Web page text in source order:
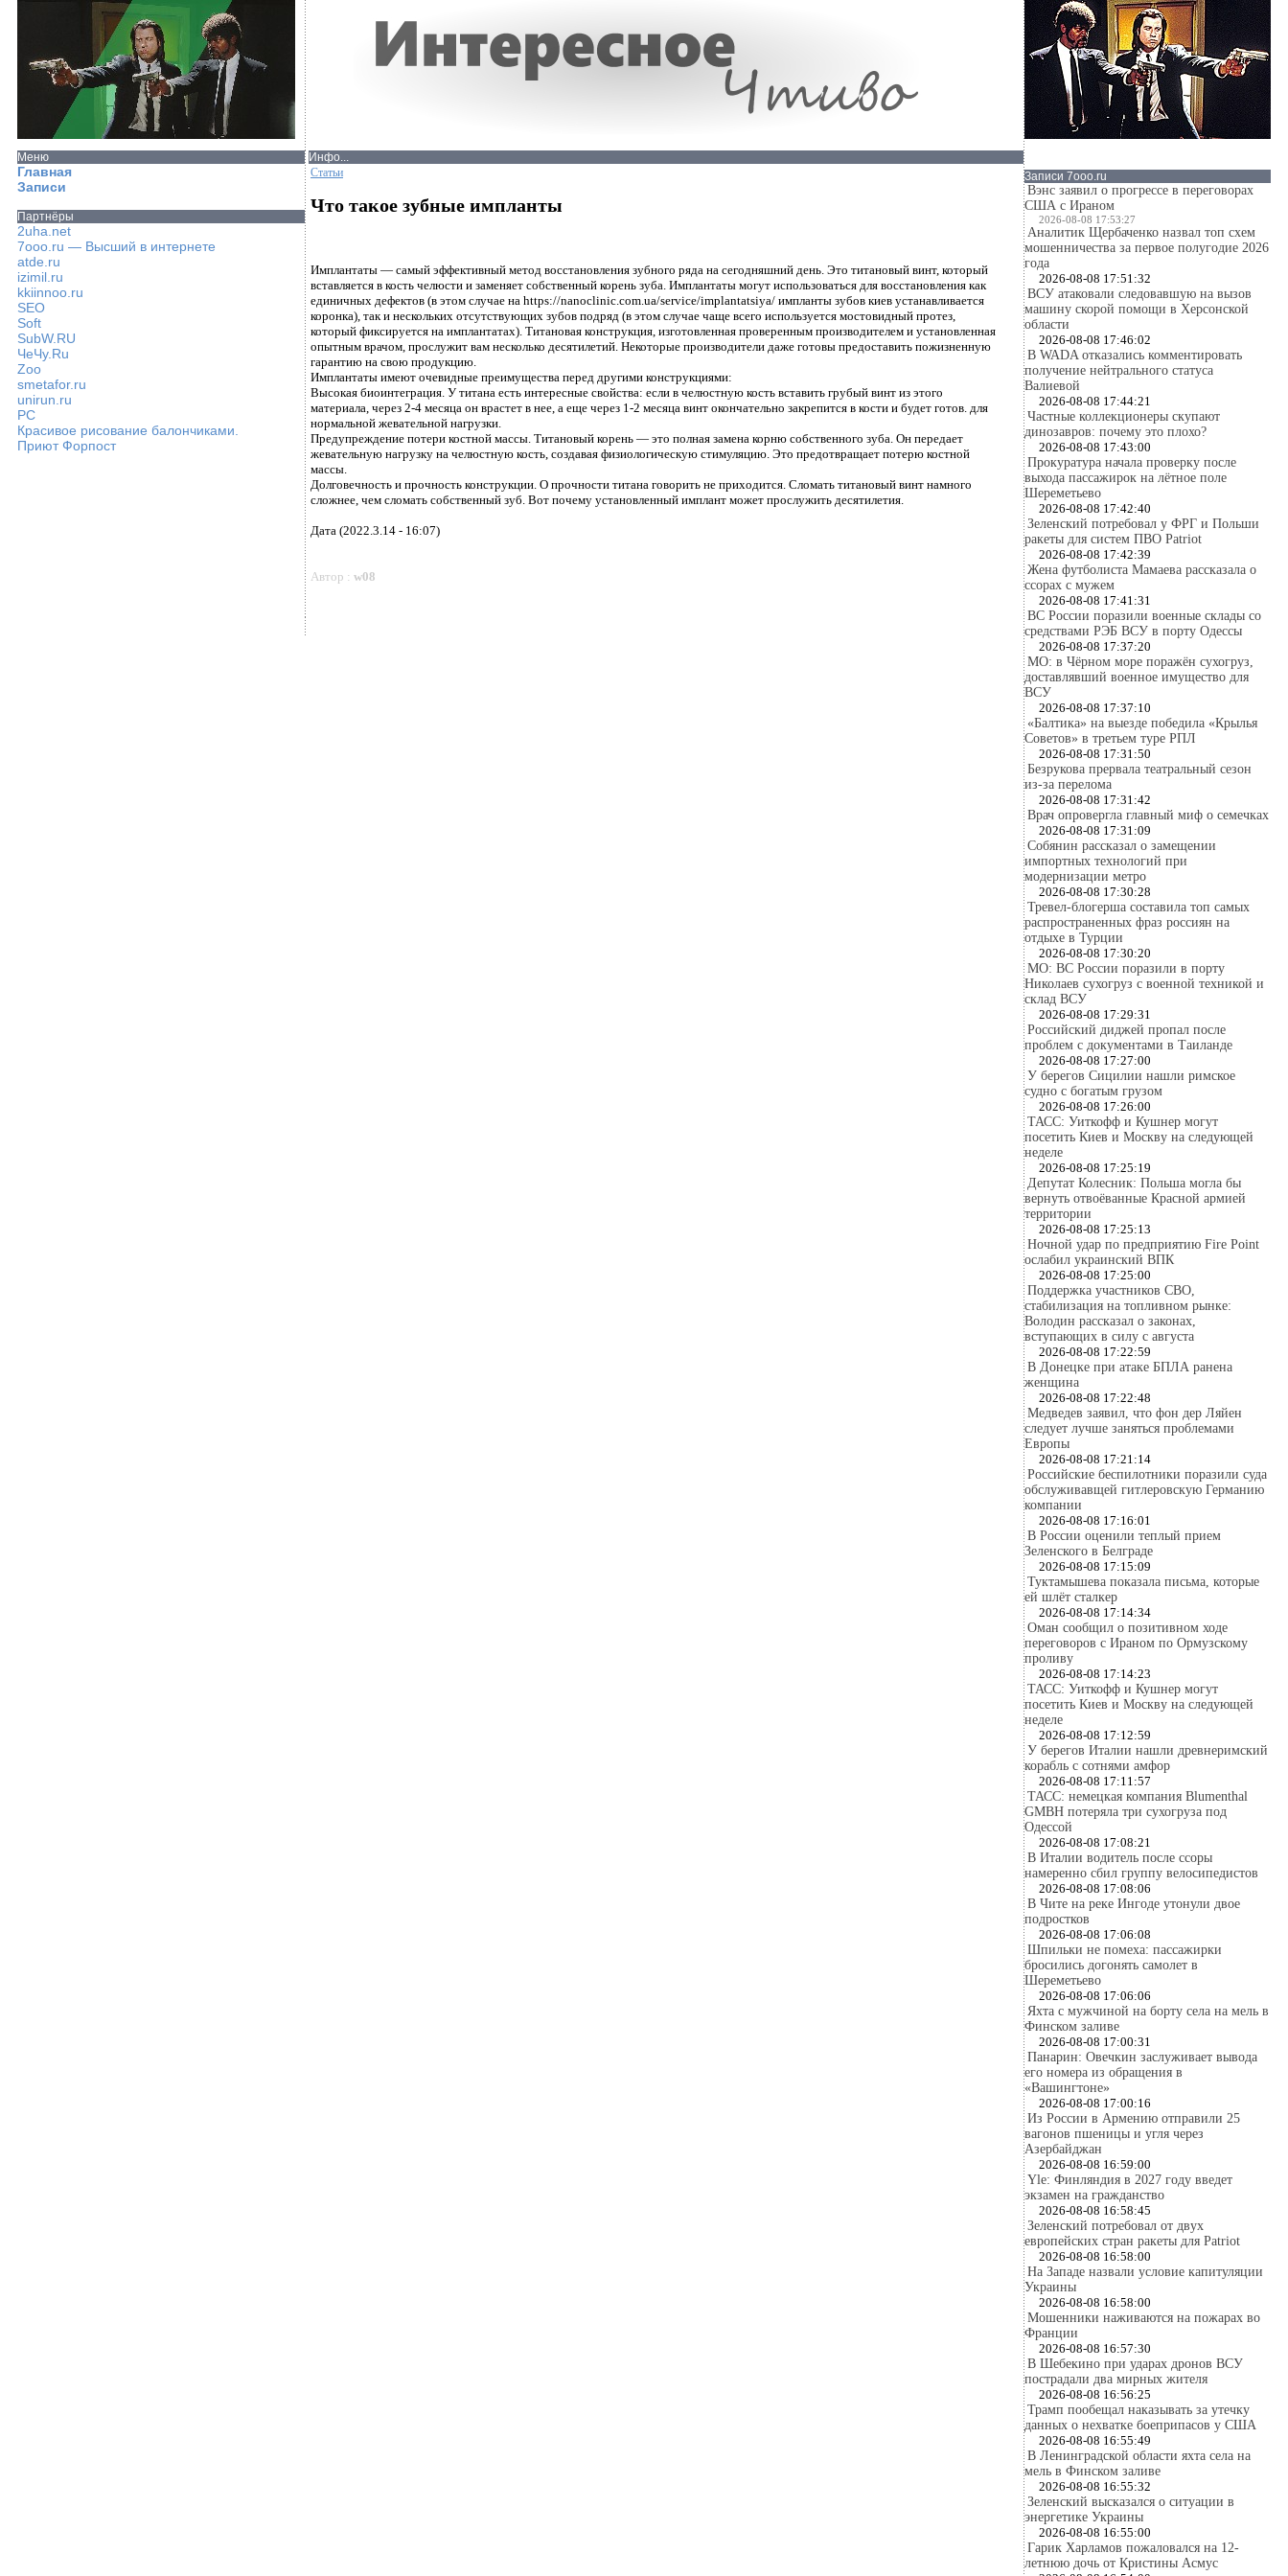
Меню
Главная
Записи
Партнёры
2uha.net
7ooo.ru — Высший в интернете
atde.ru
izimil.ru
kkiinnoo.ru
SEO
Soft
SubW.RU
ЧеЧу.Ru
Zoo
smetafor.ru
unirun.ru
PC
Красивое рисование балончиками.
Приют Форпост
Инфо...
Статьи
Что такое зубные импланты
Имплантаты — самый эффективный метод восстановления зубного ряда на сегодняшний день. Это титановый винт, который
вставляется в кость челюсти и заменяет собственный корень зуба. Имплантаты могут использоваться для восстановления как
единичных дефектов (в этом случае на https://nanoclinic.com.ua/service/implantatsiya/ импланты зубов киев устанавливается
коронка), так и нескольких отсутствующих зубов подряд (в этом случае чаще всего используется мостовидный протез,
который фиксируется на имплантатах). Титановая конструкция, изготовленная проверенным производителем и установленная
опытным врачом, прослужит вам несколько десятилетий. Некоторые производители даже готовы предоставить пожизненную
гарантию на свою продукцию.
Имплантаты имеют очевидные преимущества перед другими конструкциями:
Высокая биоинтеграция. У титана есть интересные свойства: если в челюстную кость вставить грубый винт из этого
материала, через 2-4 месяца он врастет в нее, а еще через 1-2 месяца винт окончательно закрепится в кости и будет готов. для
нормальной жевательной нагрузки.
Предупреждение потери костной массы. Титановый корень — это полная замена корню собственного зуба. Он передает
жевательную нагрузку на челюстную кость, создавая физиологическую стимуляцию. Это предотвращает потерю костной
массы.
Долговечность и прочность конструкции. О прочности титана говорить не приходится. Сломать титановый винт намного
сложнее, чем сломать собственный зуб. Вот почему установленный имплант может прослужить десятилетия.
Дата (2022.3.14 - 16:07)
Автор : w08
Записи 7ooo.ru
Вэнс заявил о прогрессе в переговорах
США с Ираном
2026-08-08 17:53:27
Аналитик Щербаченко назвал топ схем
мошенничества за первое полугодие 2026
года
2026-08-08 17:51:32
ВСУ атаковали следовавшую на вызов
машину скорой помощи в Херсонской
области
2026-08-08 17:46:02
В WADA отказались комментировать
получение нейтрального статуса
Валиевой
2026-08-08 17:44:21
Частные коллекционеры скупают
динозавров: почему это плохо?
2026-08-08 17:43:00
Прокуратура начала проверку после
выхода пассажирок на лётное поле
Шереметьево
2026-08-08 17:42:40
Зеленский потребовал у ФРГ и Польши
ракеты для систем ПВО Patriot
2026-08-08 17:42:39
Жена футболиста Мамаева рассказала о
ссорах с мужем
2026-08-08 17:41:31
ВС России поразили военные склады со
средствами РЭБ ВСУ в порту Одессы
2026-08-08 17:37:20
МО: в Чёрном море поражён сухогруз,
доставлявший военное имущество для
ВСУ
2026-08-08 17:37:10
«Балтика» на выезде победила «Крылья
Советов» в третьем туре РПЛ
2026-08-08 17:31:50
Безрукова прервала театральный сезон
из-за перелома
2026-08-08 17:31:42
Врач опровергла главный миф о семечках
2026-08-08 17:31:09
Собянин рассказал о замещении
импортных технологий при
модернизации метро
2026-08-08 17:30:28
Тревел-блогерша составила топ самых
распространенных фраз россиян на
отдыхе в Турции
2026-08-08 17:30:20
МО: ВС России поразили в порту
Николаев сухогруз с военной техникой и
склад ВСУ
2026-08-08 17:29:31
Российский диджей пропал после
проблем с документами в Таиланде
2026-08-08 17:27:00
У берегов Сицилии нашли римское
судно с богатым грузом
2026-08-08 17:26:00
ТАСС: Уиткофф и Кушнер могут
посетить Киев и Москву на следующей
неделе
2026-08-08 17:25:19
Депутат Колесник: Польша могла бы
вернуть отвоёванные Красной армией
территории
2026-08-08 17:25:13
Ночной удар по предприятию Fire Point
ослабил украинский ВПК
2026-08-08 17:25:00
Поддержка участников СВО,
стабилизация на топливном рынке:
Володин рассказал о законах,
вступающих в силу с августа
2026-08-08 17:22:59
В Донецке при атаке БПЛА ранена
женщина
2026-08-08 17:22:48
Медведев заявил, что фон дер Ляйен
следует лучше заняться проблемами
Европы
2026-08-08 17:21:14
Российские беспилотники поразили суда
обслуживавщей гитлеровскую Германию
компании
2026-08-08 17:16:01
В России оценили теплый прием
Зеленского в Белграде
2026-08-08 17:15:09
Туктамышева показала письма, которые
ей шлёт сталкер
2026-08-08 17:14:34
Оман сообщил о позитивном ходе
переговоров с Ираном по Ормузскому
проливу
2026-08-08 17:14:23
ТАСС: Уиткофф и Кушнер могут
посетить Киев и Москву на следующей
неделе
2026-08-08 17:12:59
У берегов Италии нашли древнеримский
корабль с сотнями амфор
2026-08-08 17:11:57
ТАСС: немецкая компания Blumenthal
GMBH потеряла три сухогруза под
Одессой
2026-08-08 17:08:21
В Италии водитель после ссоры
намеренно сбил группу велосипедистов
2026-08-08 17:08:06
В Чите на реке Ингоде утонули двое
подростков
2026-08-08 17:06:08
Шпильки не помеха: пассажирки
бросились догонять самолет в
Шереметьево
2026-08-08 17:06:06
Яхта с мужчиной на борту села на мель в
Финском заливе
2026-08-08 17:00:31
Панарин: Овечкин заслуживает вывода
его номера из обращения в
«Вашингтоне»
2026-08-08 17:00:16
Из России в Армению отправили 25
вагонов пшеницы и угля через
Азербайджан
2026-08-08 16:59:00
Yle: Финляндия в 2027 году введет
экзамен на гражданство
2026-08-08 16:58:45
Зеленский потребовал от двух
европейских стран ракеты для Patriot
2026-08-08 16:58:00
На Западе назвали условие капитуляции
Украины
2026-08-08 16:58:00
Мошенники наживаются на пожарах во
Франции
2026-08-08 16:57:30
В Шебекино при ударах дронов ВСУ
пострадали два мирных жителя
2026-08-08 16:56:25
Трамп пообещал наказывать за утечку
данных о нехватке боеприпасов у США
2026-08-08 16:55:49
В Ленинградской области яхта села на
мель в Финском заливе
2026-08-08 16:55:32
Зеленский высказался о ситуации в
энергетике Украины
2026-08-08 16:55:00
Гарик Харламов пожаловался на 12-
летнюю дочь от Кристины Асмус